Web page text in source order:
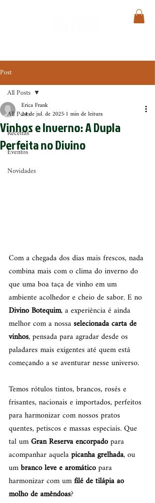
Post
All Posts
Receitas
Eventos
Novidades
All Posts
Vinhos e Inverno: A Dupla
Perfeita no Divino
Erica Frank
24 de jul. de 2025 1 min de leitura
Com a chegada dos dias mais frescos, nada
combina mais com o clima do inverno do
que uma boa taça de vinho em um
ambiente acolhedor e cheio de sabor. E no
Divino Botequim, a experiência é ainda
melhor com a nossa selecionada carta de
vinhos, pensada para agradar desde os
paladares mais exigentes até quem está
começando a se aventurar nesse universo.
Temos rótulos tintos, brancos, rosés e
frisantes, nacionais e importados, perfeitos
para harmonizar com nossos pratos
quentes, petiscos e massas especiais. Que
tal um Gran Reserva encorpado para
acompanhar aquela picanha grelhada, ou
um branco leve e aromático para
harmonizar com um filé de tilápia ao
molho de amêndoas?